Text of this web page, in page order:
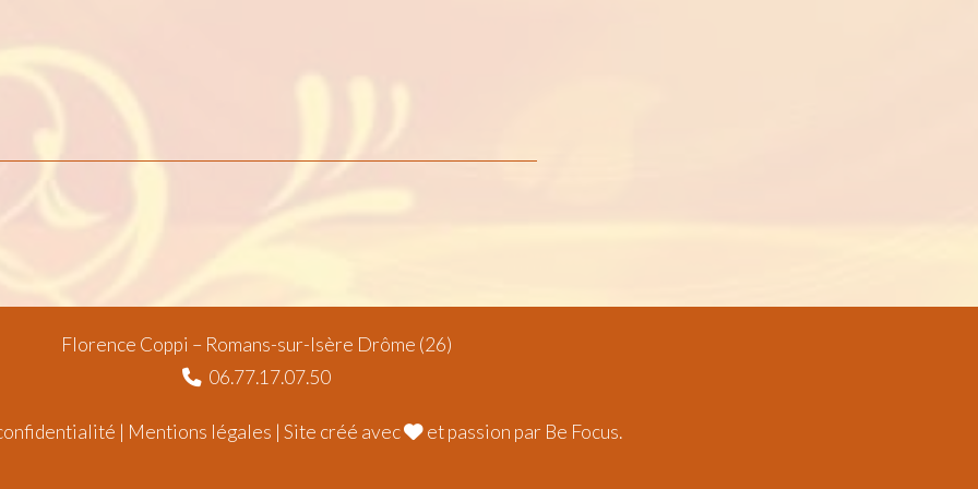
Florence Coppi – Romans-sur-Isère Drôme (26)
06.77.17.07.50
| Mentions légales | Site créé avec et passion par Be Focus.